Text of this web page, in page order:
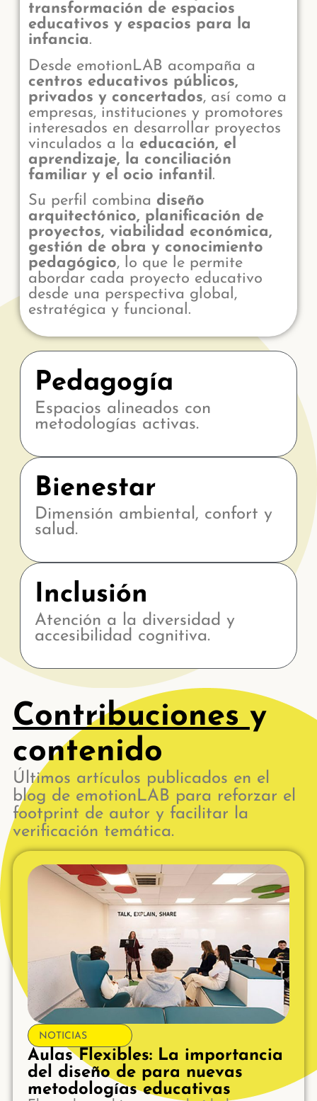
transformación de espacios
educativos y espacios para la
infancia.
Desde emotionLAB acompaña a
centros educativos públicos,
privados y concertados, así como a
empresas, instituciones y promotores
interesados en desarrollar proyectos
vinculados a la educación, el
aprendizaje, la conciliación
familiar y el ocio infantil.
Su perfil combina diseño
arquitectónico, planificación de
proyectos, viabilidad económica,
gestión de obra y conocimiento
pedagógico, lo que le permite
abordar cada proyecto educativo
desde una perspectiva global,
estratégica y funcional.
Pedagogía
Espacios alineados con
metodologías activas.
Bienestar
Dimensión ambiental, confort y
salud.
Inclusión
Atención a la diversidad y
accesibilidad cognitiva.
Contribuciones y
contenido
Últimos artículos publicados en el
blog de emotionLAB para reforzar el
footprint de autor y facilitar la
verificación temática.
NOTICIAS
Aulas Flexibles: La importancia
del diseño de para nuevas
metodologías educativas